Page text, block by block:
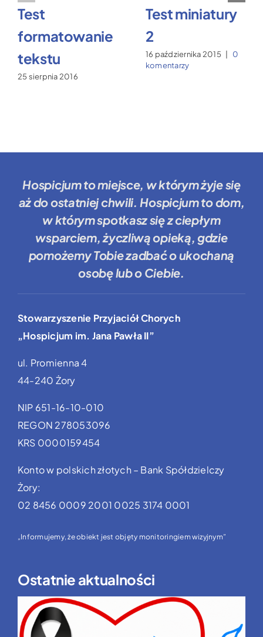
Test
formatowanie
tekstu
25 sierpnia 2016
Test miniatury
2
16 października 2015
0
komentarzy
Hospicjum to miejsce, w którym żyje się
aż do ostatniej chwili. Hospicjum to dom,
w którym spotkasz się z ciepłym
wsparciem, życzliwą opieką, gdzie
pomożemy Tobiezadbać o ukochaną
osobę lub o Ciebie.
Stowarzyszenie Przyjaciół Chorych
„Hospicjum im. Jana Pawła II”
ul. Promienna 4
44-240 Żory
NIP 651-16-10-010
REGON 278053096
KRS 0000159454
Konto w polskich złotych – Bank Spółdzielczy
Żory:
02 8456 0009 2001 0025 3174 0001
„Informujemy, że obiekt jest objęty monitoringiem wizyjnym”
Ostatnie aktualności